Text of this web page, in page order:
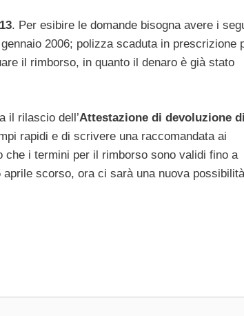
. Per esibire le domande bisogna avere i
2006; polizza scaduta in prescrizione
il rimborso, in quanto il denaro è già stato
il rilascio dell’Attestazione di devoluzione di
rapidi e di scrivere una raccomandata ai
che i termini per il rimborso sono validi fino a
scorso, ora ci sarà una nuova